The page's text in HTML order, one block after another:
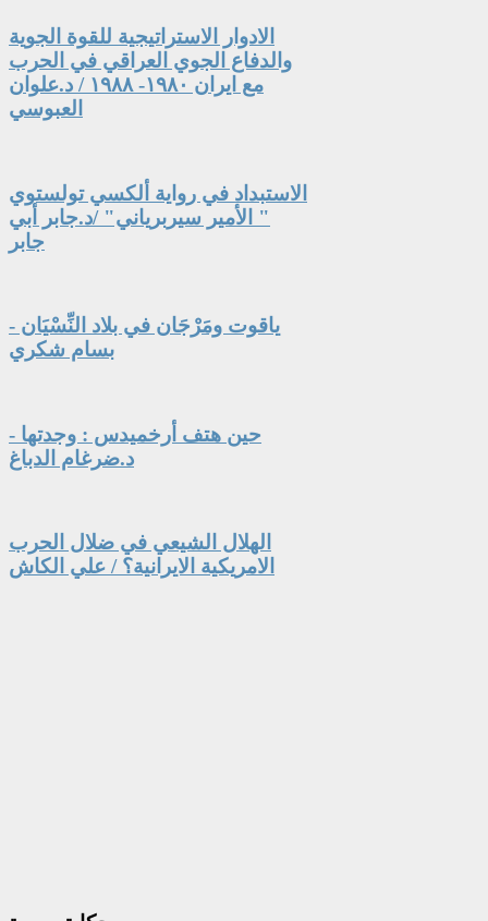
الادوار الاستراتيجية للقوة الجوية
والدفاع الجوي العراقي في الحرب
مع ايران ١٩٨٠- ١٩٨٨ / د.علوان
العبوسي
الاستبداد في رواية ألكسي تولستوي
" الأمير سيربرياني" /د.جابر أبي
جابر
ياقوت ومَرْجَان في بلاد النِّسْيَان -
بسام شكري
حين هتف أرخميدس : وجدتها -
د.ضرغام الدباغ
الهلال الشيعي في ضلال الحرب
الامريكية الايرانية؟ / علي الكاش